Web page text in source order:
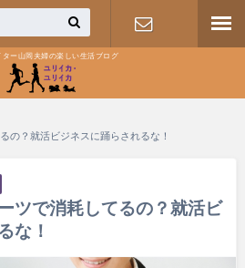
ター山岡夫婦の楽しい生活ブログ
の？就活ビジネスに踊らされるな！
ツで消耗してるの？就活ビ
な！